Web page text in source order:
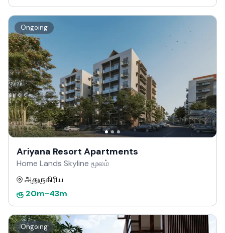
Ongoing
Ariyana Resort Apartments
Home Lands Skyline மூலம்
அதுருகிரிய
ரூ 20m-43m
Ongoing